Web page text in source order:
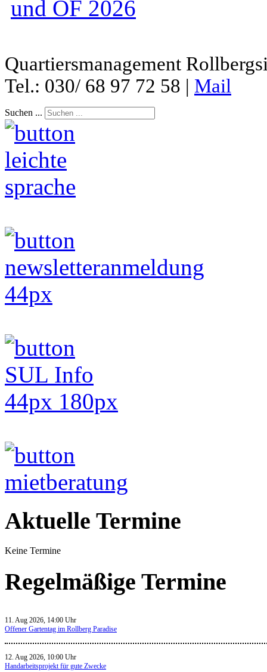
Quartiersmanagement
Tel.: 030/ 68 97 72 58 | Mail
Suchen ...
Aktuelle Termine
Keine Termine
Regelmäßige Termine
11. Aug 2026, 14:00 Uhr
Offener Gartentag im Rollberg Paradise
12. Aug 2026, 10:00 Uhr
Handarbeitsprojekt für gute Zwecke